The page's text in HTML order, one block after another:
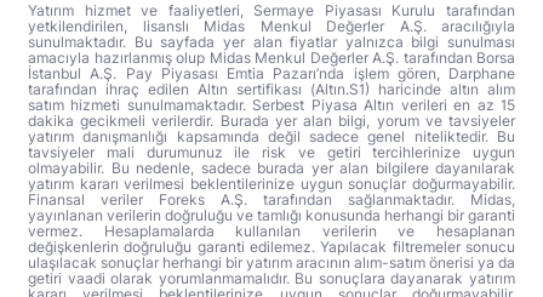
Yatırım hizmet ve faaliyetleri, Sermaye Piyasası Kurulu tarafından
yetkilendirilen, lisanslı Midas Menkul Değerler A.Ş. aracılığıyla
sunulmaktadır. Bu sayfada yer alan fiyatlar yalnızca bilgi sunulması
amacıyla hazırlanmış olup Midas Menkul Değerler A.Ş. tarafından Borsa
İstanbul A.Ş. Pay Piyasası Emtia Pazarı’nda işlem gören, Darphane
tarafından ihraç edilen Altın sertifikası (Altın.S1) haricinde altın alım
satım hizmeti sunulmamaktadır. Serbest Piyasa Altın verileri en az 15
dakika gecikmeli verilerdir. Burada yer alan bilgi, yorum ve tavsiyeler
yatırım danışmanlığı kapsamında değil sadece genel niteliktedir. Bu
tavsiyeler mali durumunuz ile risk ve getiri tercihlerinize uygun
olmayabilir. Bu nedenle, sadece burada yer alan bilgilere dayanılarak
yatırım kararı verilmesi beklentilerinize uygun sonuçlar doğurmayabilir.
Finansal veriler Foreks A.Ş. tarafından sağlanmaktadır. Midas,
yayınlanan verilerin doğruluğu ve tamlığı konusunda herhangi bir garanti
vermez. Hesaplamalarda kullanılan verilerin ve hesaplanan
değişkenlerin doğruluğu garanti edilemez. Yapılacak filtremeler sonucu
ulaşılacak sonuçlar herhangi bir yatırım aracının alım-satım önerisi ya da
getiri vaadi olarak yorumlanmamalıdır. Bu sonuçlara dayanarak yatırım